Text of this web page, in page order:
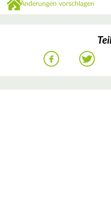
Änderungen vorschlagen